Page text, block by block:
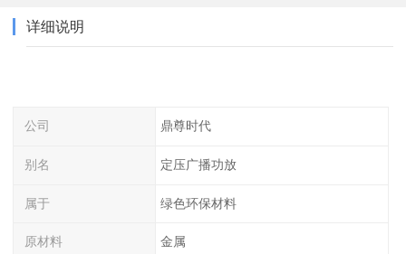
详细说明
公司 鼎尊时代
别名 定压广播功放
属于 绿色环保材料
原材料 金属